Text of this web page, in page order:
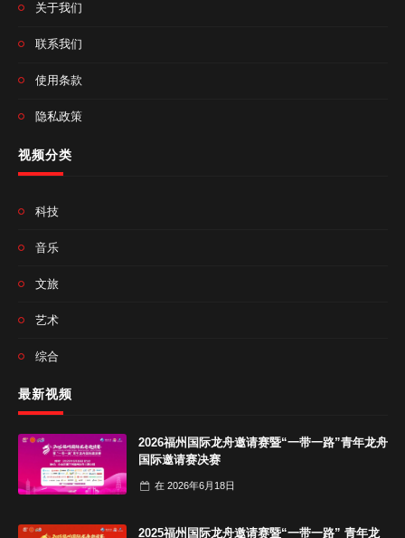
关于我们
联系我们
使用条款
隐私政策
视频分类
科技
音乐
文旅
艺术
综合
最新视频
2026福州国际龙舟邀请赛暨“一带一路”青年龙舟
国际邀请赛决赛
在 2026年6月18日
2025福州国际龙舟邀请赛暨“一带一路” 青年龙